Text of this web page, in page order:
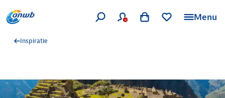
Menu
Inspiratie